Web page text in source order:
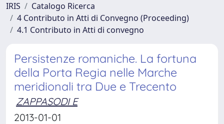
IRIS
Catalogo Ricerca
4 Contributo in Atti di Convegno (Proceeding)
4.1 Contributo in Atti di convegno
Persistenze romaniche. La fortuna
della Porta Regia nelle Marche
meridionali tra Due e Trecento
ZAPPASODI E
2013-01-01